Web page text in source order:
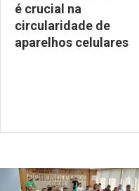
é crucial na
circularidade de
aparelhos celulares